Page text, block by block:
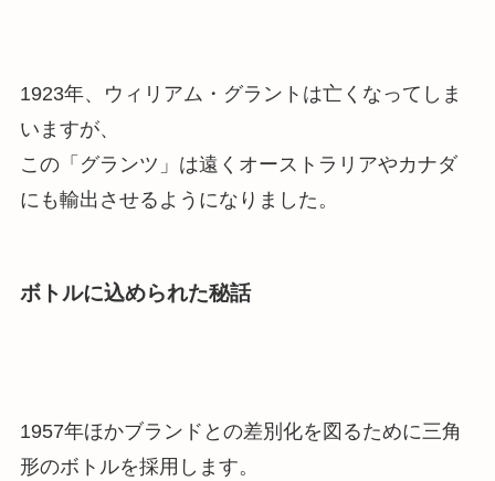
1923年、ウィリアム・グラントは亡くなってしま
いますが、
この「グランツ」は遠くオーストラリアやカナダ
にも輸出させるようになりました。
ボトルに込められた秘話
1957年ほかブランドとの差別化を図るために三角
形のボトルを採用します。